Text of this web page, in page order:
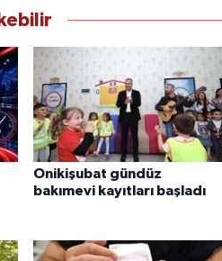
Onikişubat gündüz
bakımevi kayıtları başladı